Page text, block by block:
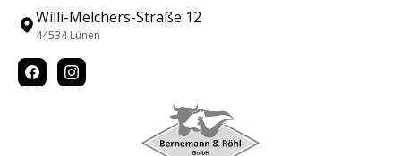
Willi-Melchers-Straße 12
44534 Lünen